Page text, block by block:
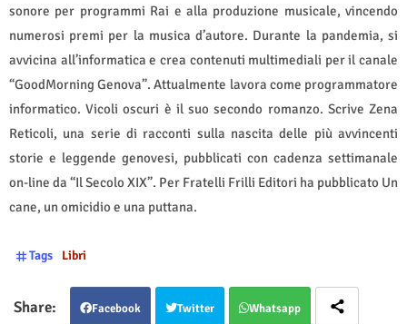
sonore per programmi Rai e alla produzione musicale, vincendo
numerosi premi per la musica d’autore. Durante la pandemia, si
avvicina all’informatica e crea contenuti multimediali per il canale
“GoodMorning Genova”. Attualmente lavora come programmatore
informatico. Vicoli oscuri è il suo secondo romanzo. Scrive Zena
Reticoli, una serie di racconti sulla nascita delle più avvincenti
storie e leggende genovesi, pubblicati con cadenza settimanale
on-line da “Il Secolo XIX”. Per Fratelli Frilli Editori ha pubblicato Un
cane, un omicidio e una puttana.
Tags Libri
Facebook Twitter Whatsapp